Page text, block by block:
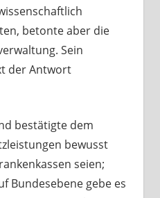
betonte aber die
Sein
der Antwort
bestätigte dem
bewusst
seien;
Bundesebene gebe es